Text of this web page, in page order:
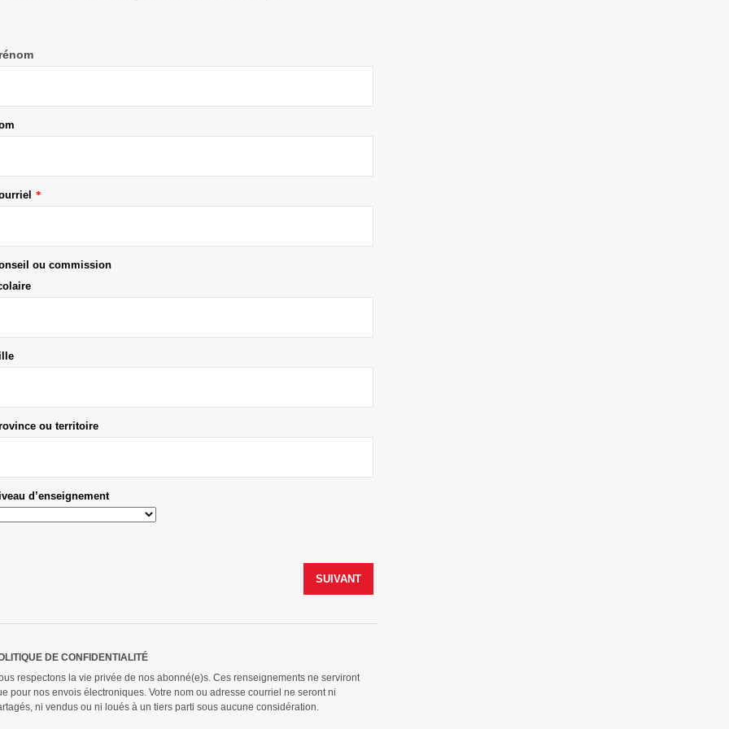
*
ou commission
ou territoire
d’enseignement
DE CONFIDENTIALITÉ
respectons la vie privée de nos abonné(e)s. Ces renseignements ne serviront
pour nos envois électroniques. Votre nom ou adresse courriel ne seront ni
ni vendus ou ni loués à un tiers parti sous aucune considération.